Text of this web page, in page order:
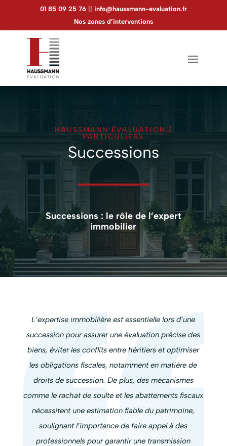
Panneau de gestion des cookies
01 85 09 25 76|| info@haussmann-evaluation.fr
Nos zones d’interventions
HAUSSMANN ÉVALUATION /
PARTICULIERS
Successions
Successions : le rôle de l’expert
immobilier
L’expertise immobilière est essentielle lors d’une
succession pour assurer une évaluation précise des
biens, éviter les conflits entre héritiers et optimiser
les obligations fiscales, notamment en matière de
droits de succession. De plus, des mécanismes
comme le rachat de soulte et les abattements fiscaux
nécessitent une estimation fiable du patrimoine,
soulignant l’importance de faire appel à des
professionnels pour garantir une transmission